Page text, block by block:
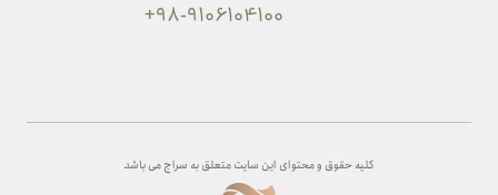
+98-9106104100
کلیه حقوق و محتوای این سایت متعلق به سراج می باشد